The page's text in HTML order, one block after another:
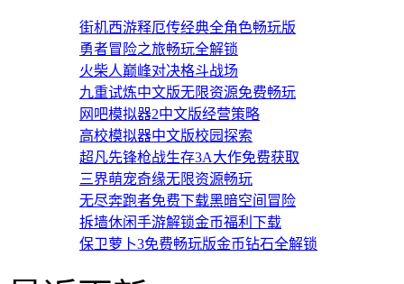
街机西游释厄传经典全角色畅玩版
勇者冒险之旅畅玩全解锁
火柴人巅峰对决格斗战场
九重试炼中文版无限资源免费畅玩
网吧模拟器2中文版经营策略
高校模拟器中文版校园探索
超凡先锋枪战生存3A大作免费获取
三界萌宠奇缘无限资源畅玩
无尽奔跑者免费下载黑暗空间冒险
拆墙休闲手游解锁金币福利下载
保卫萝卜3免费畅玩版金币钻石全解锁